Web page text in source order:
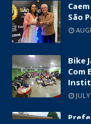
São
Bike
Com